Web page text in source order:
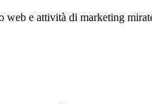
e attività di marketing